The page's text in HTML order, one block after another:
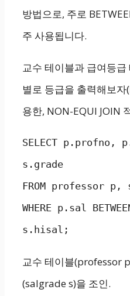
방법으로, 주로
주 사용됩니다.
교수 테이블과 급여등
별로 등급을 출력해보
용한, NON-EQUI JOIN
SELECT p.profno,
s.grade
FROM professor p,
WHERE p.sal
s.hisal;
교수 테이블(professor
(salgrade s)을 조인.